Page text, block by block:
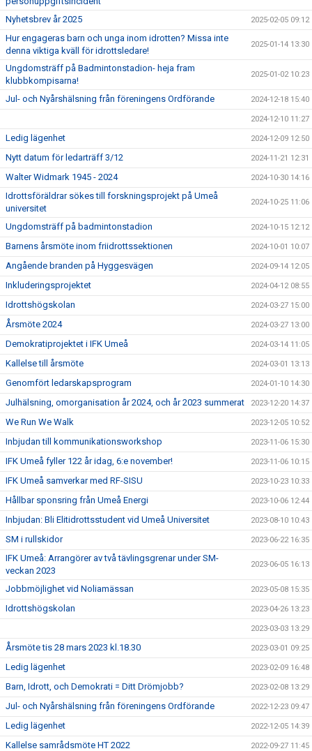
Nyhetsbrev år 2025
2025-02-05 09:12
Hur engageras barn och unga inom idrotten? Missa inte
denna viktiga kväll för idrottsledare!
2025-01-14 13:30
Ungdomsträff på Badmintonstadion- heja fram
klubbkompisarna!
2025-01-02 10:23
Jul- och Nyårshälsning från föreningens Ordförande 2024-12-18 15:40
2024-12-10 11:27
Ledig lägenhet 2024-12-09 12:50
Nytt datum för ledarträff 3/12 2024-11-21 12:31
Walter Widmark 1945 - 2024 2024-10-30 14:16
Idrottsföräldrar sökes till forskningsprojekt på Umeå
universitet
2024-10-25 11:06
Ungdomsträff på badmintonstadion 2024-10-15 12:12
Barnens årsmöte inom friidrottssektionen 2024-10-01 10:07
Angående branden på Hyggesvägen 2024-09-14 12:05
Inkluderingsprojektet 2024-04-12 08:55
Idrottshögskolan 2024-03-27 15:00
Årsmöte 2024 2024-03-27 13:00
Demokratiprojektet i IFK Umeå 2024-03-14 11:05
Kallelse till årsmöte 2024-03-01 13:13
Genomfört ledarskapsprogram 2024-01-10 14:30
Julhälsning, omorganisation år 2024, och år 2023 summerat 2023-12-20 14:37
We Run We Walk 2023-12-05 10:52
Inbjudan till kommunikationsworkshop 2023-11-06 15:30
IFK Umeå fyller 122 år idag, 6:e november! 2023-11-06 10:15
IFK Umeå samverkar med RF-SISU 2023-10-23 10:33
Hållbar sponsring från Umeå Energi 2023-10-06 12:44
Inbjudan: Bli Elitidrottsstudent vid Umeå Universitet 2023-08-10 10:43
SM i rullskidor 2023-06-22 16:35
IFK Umeå: Arrangörer av två tävlingsgrenar under SM-
veckan 2023
2023-06-05 16:13
Jobbmöjlighet vid Noliamässan 2023-05-08 15:35
Idrottshögskolan 2023-04-26 13:23
2023-03-03 13:29
Årsmöte tis 28 mars 2023 kl.18.30 2023-03-01 09:25
Ledig lägenhet 2023-02-09 16:48
Barn, Idrott, och Demokrati = Ditt Drömjobb? 2023-02-08 13:29
Jul- och Nyårshälsning från föreningens Ordförande 2022-12-23 09:47
Ledig lägenhet 2022-12-05 14:39
Kallelse samrådsmöte HT 2022 2022-09-27 11:45